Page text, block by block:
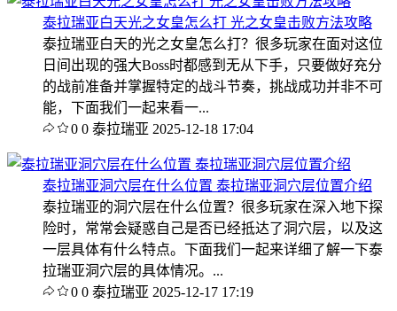
泰拉瑞亚白天光之女皇怎么打 光之女皇击败方法攻略
泰拉瑞亚白天的光之女皇怎么打？很多玩家在面对这位
日间出现的强大Boss时都感到无从下手，只要做好充分
的战前准备并掌握特定的战斗节奏，挑战成功并非不可
能，下面我们一起来看一...
0 0 泰拉瑞亚 2025-12-18 17:04
泰拉瑞亚洞穴层在什么位置 泰拉瑞亚洞穴层位置介绍
泰拉瑞亚的洞穴层在什么位置？很多玩家在深入地下探
险时，常常会疑惑自己是否已经抵达了洞穴层，以及这
一层具体有什么特点。下面我们一起来详细了解一下泰
拉瑞亚洞穴层的具体情况。...
0 0 泰拉瑞亚 2025-12-17 17:19